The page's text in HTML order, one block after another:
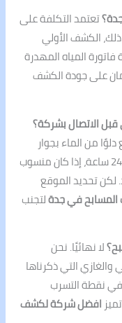
تعتمد التكلفة على
الكشف الأولي
المياه المهدرة
على جودة الكشف
الاتصال بشركة؟
من الماء بجوار
المسبح وتساوي المنسوب في الاثنين. بعد 24 ساعة، إذا كان منسوب
لكن تحديد الموقع
في جدةلتجنب
لا نهائيًا. نحن
التي ذكرناها
نقطة التسرب
افضل شركة لكشف